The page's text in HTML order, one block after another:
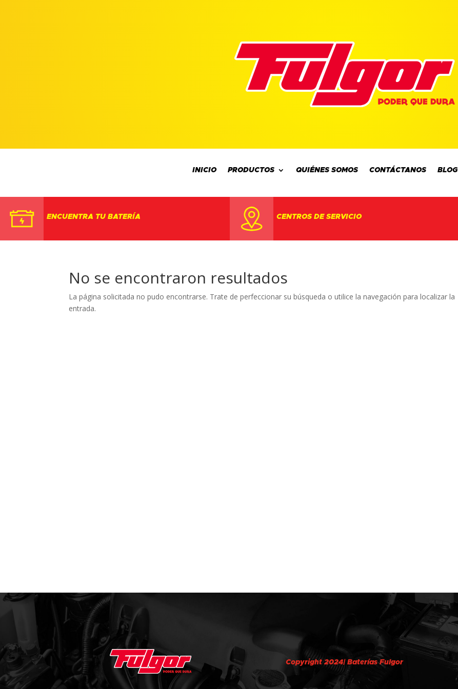
INICIO PRODUCTOS QUIÉNES SOMOS CONTÁCTANOS BLOG
ENCUENTRA TU BATERÍA CENTROS DE SERVICIO
No se encontraron resultados
La página solicitada no pudo encontrarse. Trate de perfeccionar su búsqueda o utilice la navegación para localizar la
entrada.
Copyright 2024| Baterías Fulgor